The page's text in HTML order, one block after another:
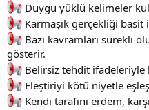
Duygu yüklü kelimeler
Karmaşık gerçekliği
Bazı kavramları sürekli
gösterir.
Belirsiz tehdit ifadeleriyle
Eleştiriyi kötü niyetle
Kendi tarafını erdem,